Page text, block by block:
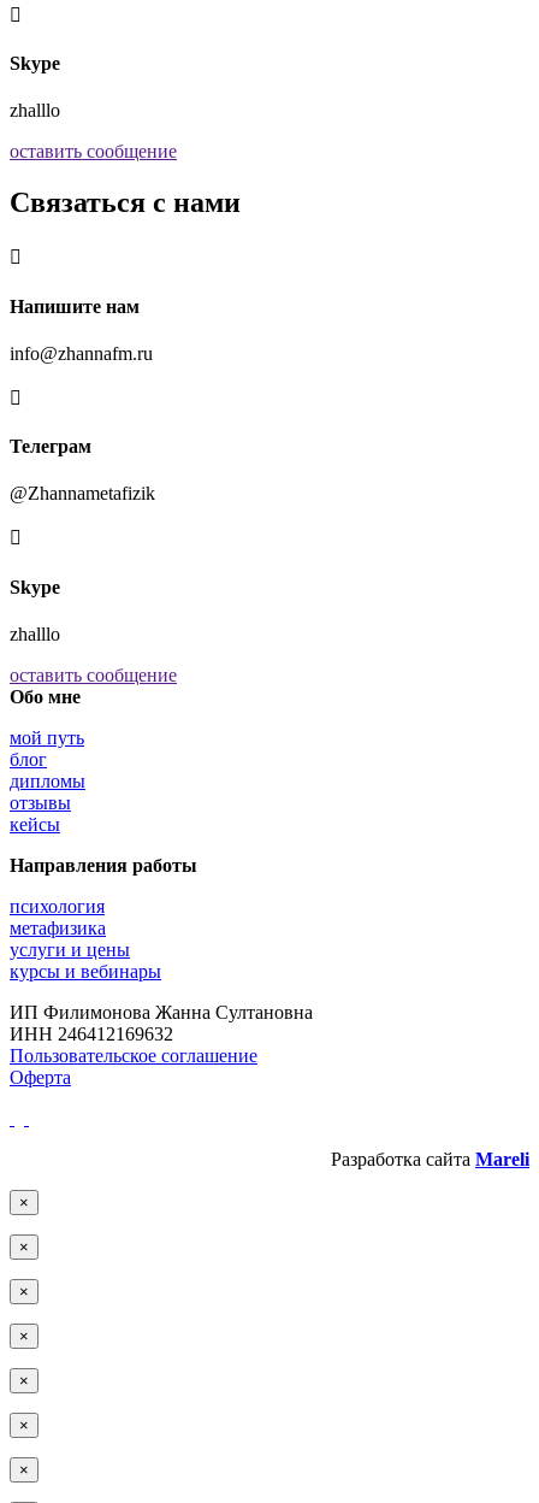

Skype
zhalllo
оставить сообщение
Связаться с нами

Напишите нам
info@zhannafm.ru

Телеграм
@Zhannametafizik

Skype
zhalllo
оставить сообщение
Обо мне
мой путь
блог
дипломы
отзывы
кейсы
Направления работы
психология
метафизика
услуги и цены
курсы и вебинары
ИП Филимонова Жанна Султановна
ИНН 246412169632
Пользовательское соглашение
Оферта
Разработка сайта Mareli
×
×
×
×
×
×
×